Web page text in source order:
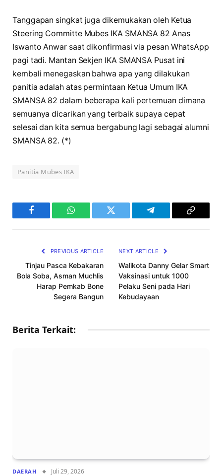
Tanggapan singkat juga dikemukakan oleh Ketua
Steering Committe Mubes IKA SMANSA 82 Anas
Iswanto Anwar saat dikonfirmasi via pesan WhatsApp
pagi tadi. Mantan Sekjen IKA SMANSA Pusat ini
kembali menegaskan bahwa apa yang dilakukan
panitia adalah atas permintaan Ketua Umum IKA
SMANSA 82 dalam beberapa kali pertemuan dimana
semuanya dicarikan yang terbaik supaya cepat
selesai dan kita semua bergabung lagi sebagai alumni
SMANSA 82. (*)
Panitia Mubes IKA
Facebook WhatsAppTwitter Telegram
Copy
PREVIOUS ARTICLE
Tinjau Pasca Kebakaran
Bola Soba, Asman Muchlis
Harap Pemkab Bone
Segera Bangun
NEXT ARTICLE
Walikota Danny Gelar Smart
Vaksinasi untuk 1000
Pelaku Seni pada Hari
Kebudayaan
Berita Terkait:
DAERAH Juli 29, 2026